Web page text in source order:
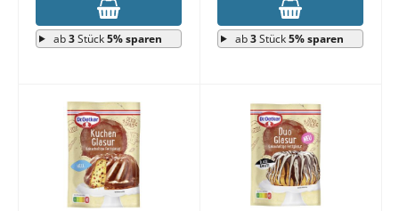
ab3Stück5% sparen ab3Stück5% sparen